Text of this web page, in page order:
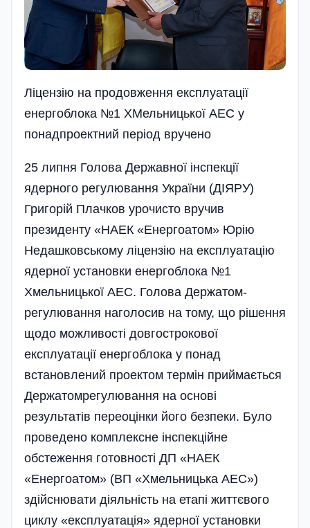
Ліцензію на продовження експлуатації
енергоблока №1 ХМельницької АЕС у
понадпроектний період вручено
25 липня Голова Державної інспекції
ядерного регулювання України (ДІЯРУ)
Григорій Плачков урочисто вручив
президенту «НАЕК «Енергоатом» Юрію
Недашковському ліцензію на експлуатацію
ядерної установки енергоблока №1
Хмельницької АЕС. Голова Держ­атом­
регулювання наголосив на тому, що рішення
щодо можливості довгострокової
експлуатації енерго­блока у понад
встановлений проектом термін приймається
Держатомрегулювання на основі
результатів переоцінки його безпеки. Було
проведено комплексне інспекційне
обстеження готовності ДП «НАЕК
«Енергоатом» (ВП «Хмельницька АЕС»)
здійснювати діяльність на етапі життєвого
циклу «експлуатація» ядерної установки